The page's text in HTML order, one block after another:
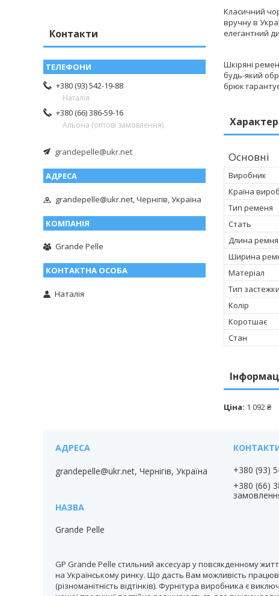
Класичний
вручну в
елегантний
Шкіряні
будь-який
брюк
Основні
Виробник
Країна
Тип ременя
Стать
Длина ремня
Ширина
Матеріал
Тип застежки
Колір
Коротшає
Стан
Ціна: 1 092 ₴
Контакти
+380 (93) 542-19-88
Наталія
+380 (66) 386-59-16
Альона (оптові замовлення)
grandepelle@ukr.net
grandepelle@ukr.net, Чернігів, Україна
Grande Pelle
Наталія
grandepelle@ukr.net, Чернігів, Україна
Grande Pelle
+380 (93)
+380 (66)
GP Grande Pelle стильний аксесуар у повсякденному
на Українському ринку. Що дасть Вам можливість
(різноманітність відтінків). Фурнітура виробника є